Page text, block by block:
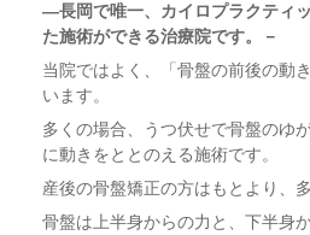
―長岡で唯一、カイロプラクティ
た施術ができる治療院です。－
当院ではよく、「骨盤の前後の動
います。
多くの場合、うつ伏せで骨盤のゆ
に動きをととのえる施術です。
産後の骨盤矯正の方はもとより、
骨盤は上半身からの力と、下半身